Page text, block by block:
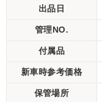
出品日
管理NO.
付属品
新車時参考価格
保管場所